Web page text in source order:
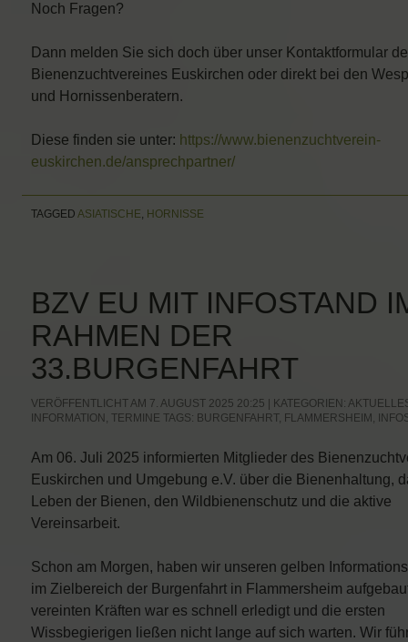
Noch Fragen?
Dann melden Sie sich doch über unser Kontaktformular
Bienenzuchtvereines Euskirchen oder direkt bei den
und Hornissenberatern.
Diese finden sie unter: https://www.bienenzuchtverein-
euskirchen.de/ansprechpartner/
TAGGED ASIATISCHE, HORNISSE
BZV EU MIT INFOSTAND
RAHMEN DER
33.BURGENFAHRT
VERÖFFENTLICHT AM 7. AUGUST 2025 20:25 | KATEGORIEN:
INFORMATION , TERMINE TAGS: BURGENFAHRT, FLAMMERSHEIM ,
Am 06. Juli 2025 informierten Mitglieder des
Euskirchen und Umgebung e.V. über die Bienenhaltung,
Leben der Bienen, den Wildbienenschutz und die aktive
Vereinsarbeit.
Schon am Morgen, haben wir unseren gelben
im Zielbereich der Burgenfahrt in Flammersheim
vereinten Kräften war es schnell erledigt und die ersten
Wissbegierigen ließen nicht lange auf sich warten. Wir